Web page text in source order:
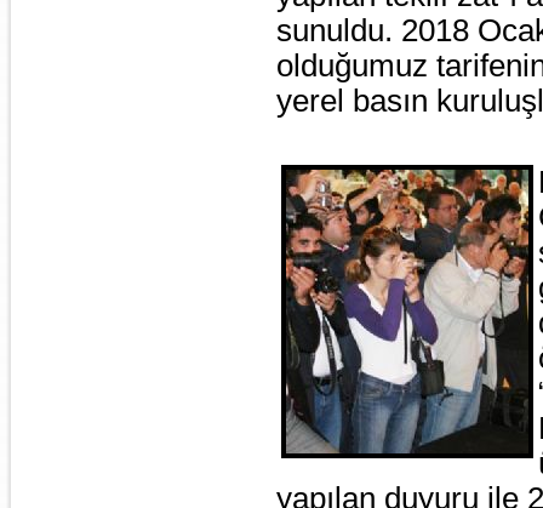
sunuldu. 2018
olduğumuz
yerel basın
yapılan duyuru ile